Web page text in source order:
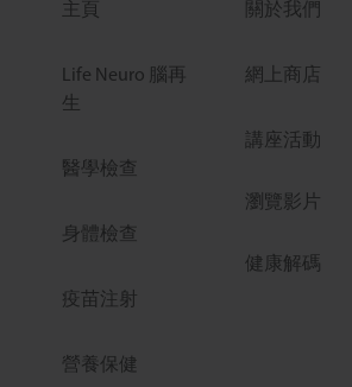
主頁
Life Neuro 腦再
生
醫學檢查
身體檢查
疫苗注射
營養保健
關於我們
網上商店
講座活動
瀏覽影片
健康解碼